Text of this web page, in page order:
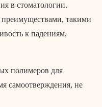
в стоматологии.
такими
к падениям,
полимеров для
самоотверждения, не